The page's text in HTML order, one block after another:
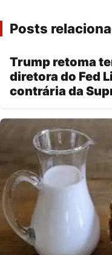
Posts
Trump retoma
diretora do Fed
contrária da